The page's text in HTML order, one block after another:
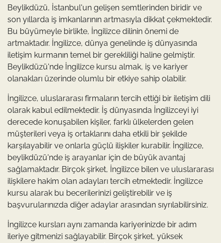
Beylikdüzü, İstanbul'un gelişen semtlerinden biridir ve
son yıllarda iş imkanlarının artmasıyla dikkat çekmektedir.
Bu büyümeyle birlikte, İngilizce dilinin önemi de
artmaktadır. İngilizce, dünya genelinde iş dünyasında
iletişim kurmanın temel bir gerekliliği haline gelmiştir.
Beylikdüzü'nde İngilizce kursu almak, iş ve kariyer
olanakları üzerinde olumlu bir etkiye sahip olabilir.
İngilizce, uluslararası firmaların tercih ettiği bir iletişim dili
olarak kabul edilmektedir. İş dünyasında İngilizceyi iyi
derecede konuşabilen kişiler, farklı ülkelerden gelen
müşterileri veya iş ortaklarını daha etkili bir şekilde
karşılayabilir ve onlarla güçlü ilişkiler kurabilir. İngilizce,
beylikdüzü'nde iş arayanlar için de büyük avantaj
sağlamaktadır. Birçok şirket, İngilizce bilen ve uluslararası
ilişkilere hakim olan adayları tercih etmektedir. İngilizce
kursu alarak bu becerilerinizi geliştirebilir ve iş
başvurularınızda diğer adaylar arasından sıyrılabilirsiniz.
İngilizce kursları aynı zamanda kariyerinizde bir adım
ileriye gitmenizi sağlayabilir. Birçok şirket, yüksek